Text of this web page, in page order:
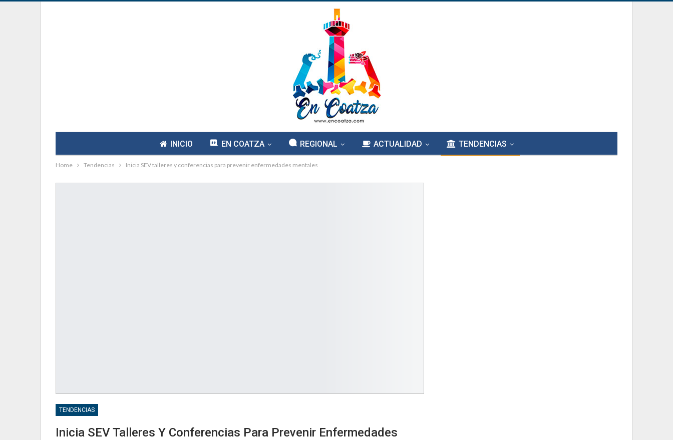
INICIO EN COATZA REGIONAL ACTUALIDAD TENDENCIAS
Home Tendencias Inicia SEV talleres y conferencias para prevenir enfermedades mentales
TENDENCIAS
Inicia SEV Talleres Y Conferencias Para Prevenir Enfermedades